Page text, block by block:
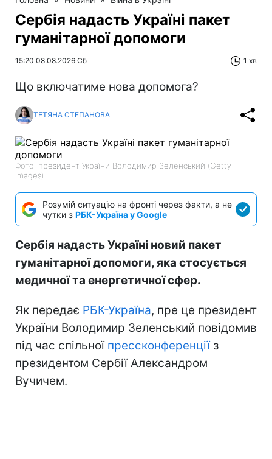
Сербія надасть Україні пакет
гуманітарної допомоги
15:20 08.08.2026 Сб 1 хв
Що включатиме нова допомога?
ТЕТЯНА СТЕПАНОВА
Фото: президент України Володимир Зеленський (Getty
Images)
Розумій ситуацію на фронті через факти, а не
чутки з РБК-Україна у Google
Сербія надасть Україні новий пакет
гуманітарної допомоги, яка стосується
медичної та енергетичної сфер.
Як передає РБК-Україна, пре це президент
України Володимир Зеленський повідомив
під час спільної прессконференціїз
президентом Сербії Александром
Вучичем.